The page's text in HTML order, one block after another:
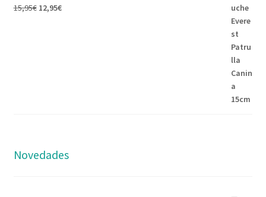
15,95€ 12,95€
Novedades